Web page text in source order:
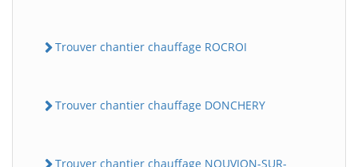
Trouver chantier chauffage ROCROI
Trouver chantier chauffage DONCHERY
Trouver chantier chauffage NOUVION-SUR-